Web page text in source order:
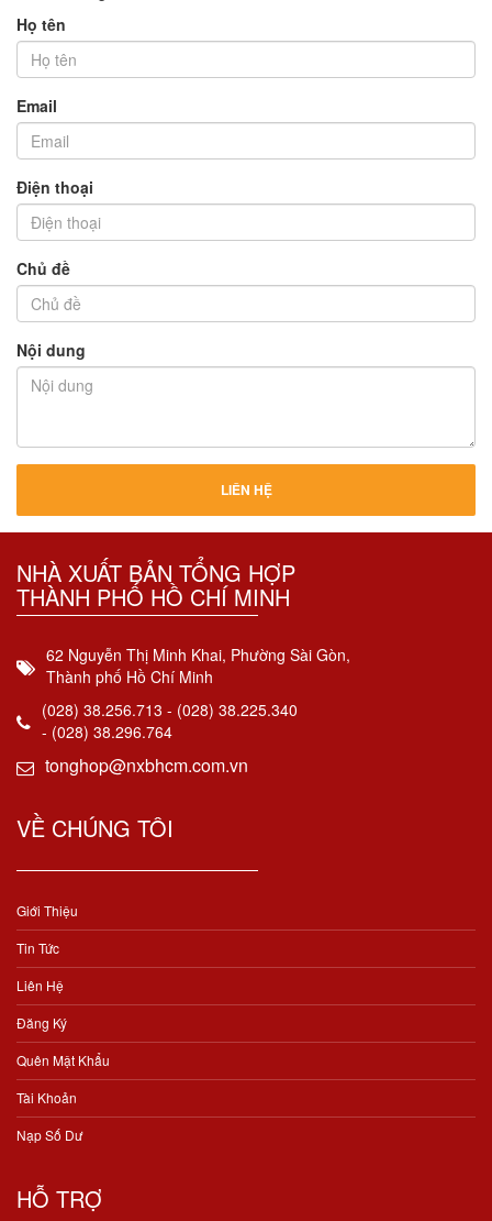
Họ tên
Email
Điện thoại
Chủ đề
Nội dung
NHÀ XUẤT BẢN TỔNG HỢP
THÀNH PHỐ HỒ CHÍ MINH
62 Nguyễn Thị Minh Khai, Phường Sài Gòn,
Thành phố Hồ Chí Minh
(028) 38.256.713 - (028) 38.225.340
- (028) 38.296.764
tonghop@nxbhcm.com.vn
VỀ CHÚNG TÔI
Giới Thiệu
Tin Tức
Liên Hệ
Đăng Ký
Quên Mật Khẩu
Tài Khoản
Nạp Số Dư
HỖ TRỢ